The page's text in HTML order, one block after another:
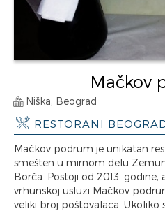
Mačkov
Niška, Beograd
RESTORANI
Mačkov podrum je unikatan
smešten u mirnom delu
Borča. Postoji od 2013.
vrhunskoj usluzi Mačkov
veliki broj poštovalaca. Ukoliko